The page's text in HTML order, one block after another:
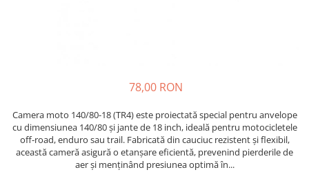
Cauciucuri
https://www.doctortrotineta.ro/camere-
de-aer
78,00 RON
Camera moto 140/80-18 (TR4) este proiectată special pentru anvelope
cu dimensiunea 140/80 și jante de 18 inch, ideală pentru motocicletele
off-road, enduro sau trail. Fabricată din cauciuc rezistent și flexibil,
această cameră asigură o etanșare eficientă, prevenind pierderile de
aer și menținând presiunea optimă în...